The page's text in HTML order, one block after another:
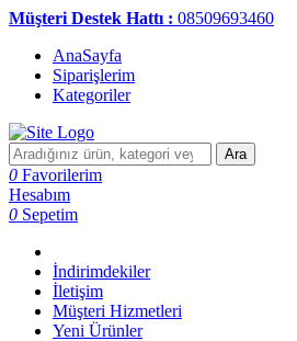
Müşteri Destek Hattı : 08509693460
AnaSayfa
Siparişlerim
Kategoriler
Ara
0 Favorilerim
Hesabım
0 Sepetim
İndirimdekiler
İletişim
Müşteri Hizmetleri
Yeni Ürünler